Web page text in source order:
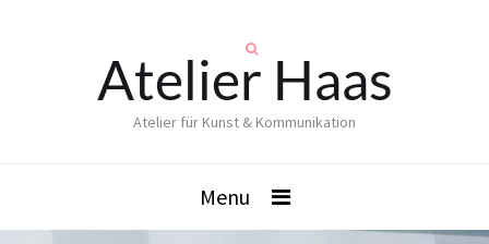
Atelier Haas
Atelier für Kunst & Kommunikation
Menu